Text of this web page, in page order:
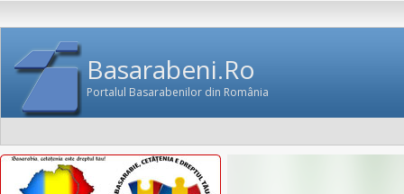
Basarabeni.Ro
Portalul Basarabenilor din România